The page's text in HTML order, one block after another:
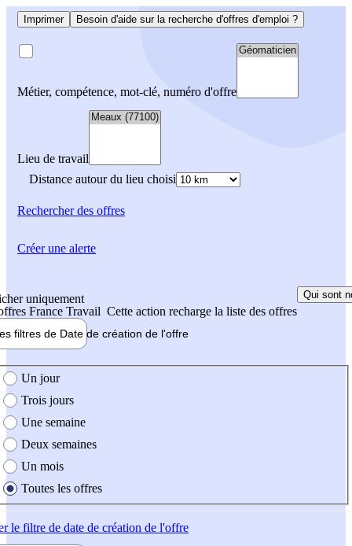
Imprimer Besoin d'aide sur la recherche d'offres d'emploi ?
Métier, compétence, mot-clé, numéro d'offre
Lieu de travail
Distance autour du lieu choisi
Rechercherdes offres
uniquement
France Travail Cette action recharge la liste des offres
Qui sont
filtres de Date de création de l'offre
création de l'offre
Un jour
Trois jours
Une semaine
Deux semaines
Un mois
Toutes les offres
le filtre de date de création de l'offre
Créer une alerte